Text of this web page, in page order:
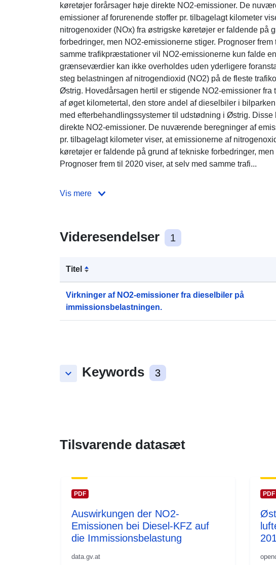
køretøjer forårsager høje direkte NO2-emissioner. De
emissioner af forurenende stoffer pr. tilbagelagt kilometer
nitrogenoxider (NOx) fra østrigske køretøjer er faldende på
forbedringer, men NO2-emissionerne stiger. Prognoser frem
samme trafikpræstationer vil NO2-emissionerne kun falde
grænseværdier kan ikke overholdes uden yderligere
steg belastningen af nitrogendioxid (NO2) på de fleste
Østrig. Hovedårsagen hertil er stigende NO2-emissioner fra
af øget kilometertal, den store andel af dieselbiler i
med efterbehandlingssystemer til udstødning i Østrig.
direkte NO2-emissioner. De nuværende beregninger af
pr. tilbagelagt kilometer viser, at emissionerne af
køretøjer er faldende på grund af tekniske forbedringer,
Prognoser frem til 2020 viser, at selv med samme trafi...
Vis mere
Videresendelser 1
Titel
Virkninger af NO2-emissioner fra dieselbiler på
immissionsbelastningen.
keyboard_arrow_down Keywords 3
Tilsvarende datasæt
PDF
Auswirkungen der NO2-
Emissionen bei Diesel-KFZ auf
die Immissionsbelastung
data.gv.at
PDF